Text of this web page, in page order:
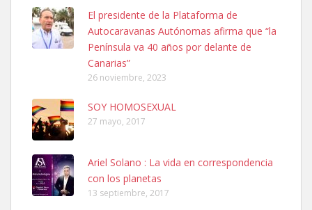
SHIBA PERDIDO AVDA JOSE MESA Y LOPEZ
PERRO MACHO RAZA SHIBA CON MICROCHIP PERDIDO HOY
06/07/2025 ZONA MESA Y LOPEZ. ES MUY ASUSTADIZO
Leales.org » Gran Canaria
6.7.2025
Ninfa perdida
El día 5 se los perdió una ninfa papillera, asustada tiene miedo a la
calle, se perdió por la zon...
El presidente de la Plataforma de
Autocaravanas Autónomas afirma que “la
Península va 40 años por delante de
Canarias”
26 noviembre, 2023
SOY HOMOSEXUAL
27 mayo, 2017
Ariel Solano : La vida en correspondencia
con los planetas
13 septiembre, 2017